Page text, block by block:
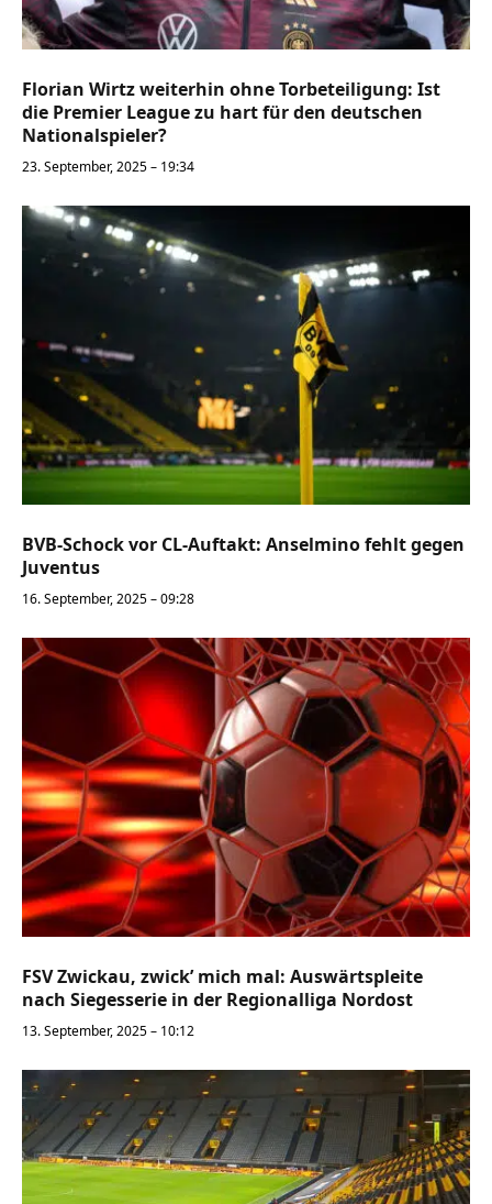
Florian Wirtz weiterhin ohne Torbeteiligung: Ist
die Premier League zu hart für den deutschen
Nationalspieler?
23. September, 2025 – 19:34
BVB-Schock vor CL-Auftakt: Anselmino fehlt gegen
Juventus
16. September, 2025 – 09:28
FSV Zwickau, zwick’ mich mal: Auswärtspleite
nach Siegesserie in der Regionalliga Nordost
13. September, 2025 – 10:12